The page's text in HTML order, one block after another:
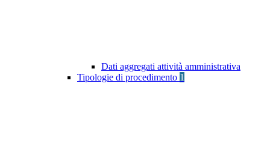
Dati aggregati attività amministrativa
Tipologie di procedimento 1